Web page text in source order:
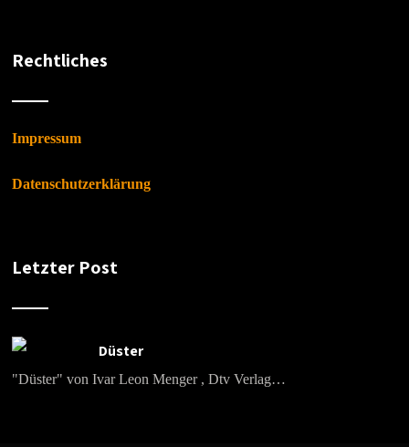
Rechtliches
Impressum
Datenschutzerklärung
Letzter Post
Düster
"Düster" von Ivar Leon Menger , Dtv Verlag…